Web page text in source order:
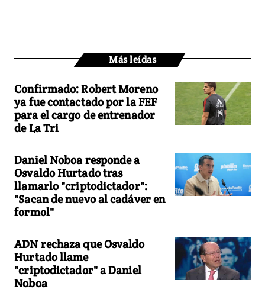
Más leídas
Confirmado: Robert Moreno
ya fue contactado por la FEF
para el cargo de entrenador
de La Tri
Daniel Noboa responde a
Osvaldo Hurtado tras
llamarlo "criptodictador":
"Sacan de nuevo al cadáver en
formol"
ADN rechaza que Osvaldo
Hurtado llame
"criptodictador" a Daniel
Noboa